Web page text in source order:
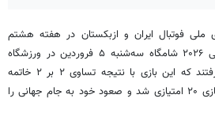
ملی فوتبال ایران و ازبکستان در هفته هشتم
مرحله سوم مقدماتی جام جهانی ۲۰۲۶ شامگاه سه‌شنبه ۵ فروردین در ورزشگاه
آزادی تهران به مصاف یکدیگر رفتند که این بازی با نتیجه تساوی ۲ بر ۲ خاتمه
یافت و ایران با تک امتیاز این بازی ۲۰ امتیازی شد و صعود خود به جام جهانی را